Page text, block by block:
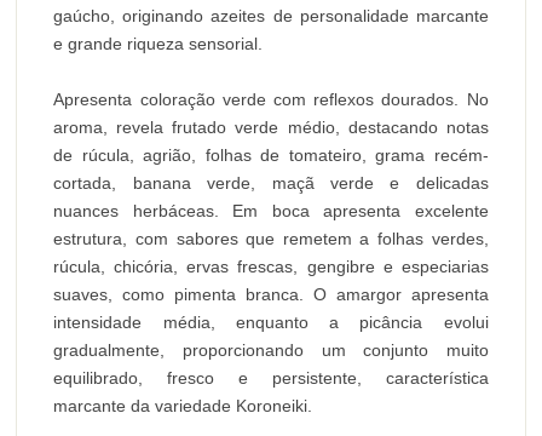
gaúcho, originando azeites de personalidade marcante
e grande riqueza sensorial.
Apresenta coloração verde com reflexos dourados. No
aroma, revela frutado verde médio, destacando notas
de rúcula, agrião, folhas de tomateiro, grama recém-
cortada, banana verde, maçã verde e delicadas
nuances herbáceas. Em boca apresenta excelente
estrutura, com sabores que remetem a folhas verdes,
rúcula, chicória, ervas frescas, gengibre e especiarias
suaves, como pimenta branca. O amargor apresenta
intensidade média, enquanto a picância evolui
gradualmente, proporcionando um conjunto muito
equilibrado, fresco e persistente, característica
marcante da variedade Koroneiki.